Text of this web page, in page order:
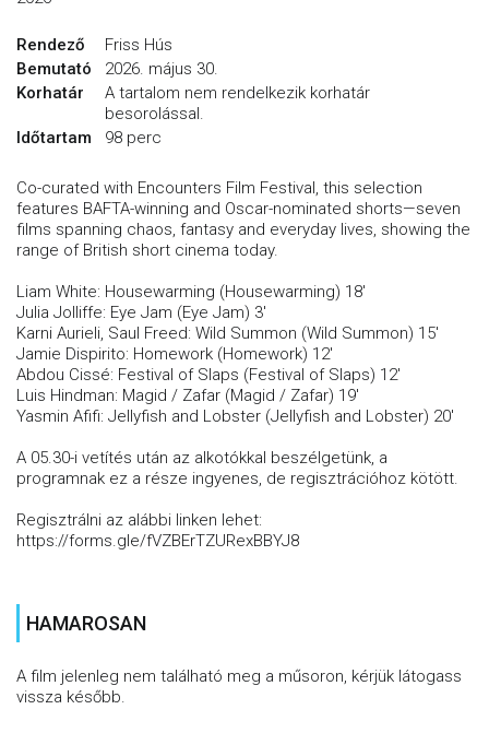
Rendező
Friss Hús
Bemutató
2026. május 30.
Korhatár
A tartalom nem rendelkezik korhatár
besorolással.
Időtartam
98 perc
Co-curated with Encounters Film Festival, this selection
features BAFTA-winning and Oscar-nominated shorts—seven
films spanning chaos, fantasy and everyday lives, showing the
range of British short cinema today.
Liam White: Housewarming (Housewarming) 18'
Julia Jolliffe: Eye Jam (Eye Jam) 3'
Karni Aurieli, Saul Freed: Wild Summon (Wild Summon) 15'
Jamie Dispirito: Homework (Homework) 12'
Abdou Cissé: Festival of Slaps (Festival of Slaps) 12'
Luis Hindman: Magid / Zafar (Magid / Zafar) 19'
Yasmin Afifi: Jellyfish and Lobster (Jellyfish and Lobster) 20'
A 05.30-i vetítés után az alkotókkal beszélgetünk, a
programnak ez a része ingyenes, de regisztrációhoz kötött.
Regisztrálni az alábbi linken lehet:
https://forms.gle/fVZBErTZURexBBYJ8
HAMAROSAN
A film jelenleg nem található meg a műsoron, kérjük látogass
vissza később.